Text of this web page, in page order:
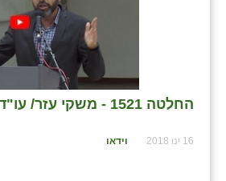
החלטה 1521 - משקי עזר/ עו"ד חגי שבתאי
16 ינו 2018 וידאו